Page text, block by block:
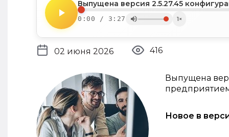
Выпущена версия 2.5.27.45
0:00 / 3:27 1×
02 июня 2026 416
Выпущена
Новое в